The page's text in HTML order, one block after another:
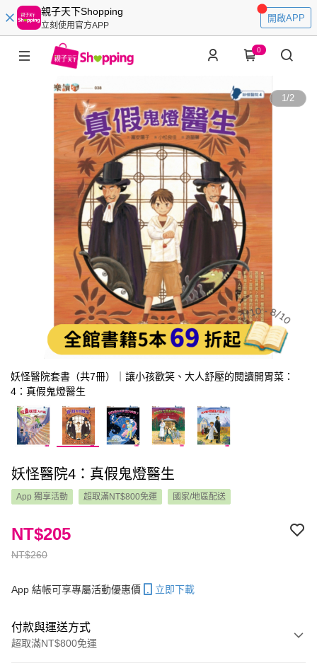
親子天下Shopping
立刻使用官方APP
開啟APP
0
1/2
妖怪醫院套書（共7冊）｜讓小孩歡笑、大人舒壓的閱讀開胃菜：
4：真假鬼燈醫生
妖怪醫院4：真假鬼燈醫生
App 獨享活動 超取滿NT$800免運 國家/地區配送
NT$260
NT$205
App 結帳可享專屬活動優惠價 立即下載
付款與運送方式
超取滿NT$800免運